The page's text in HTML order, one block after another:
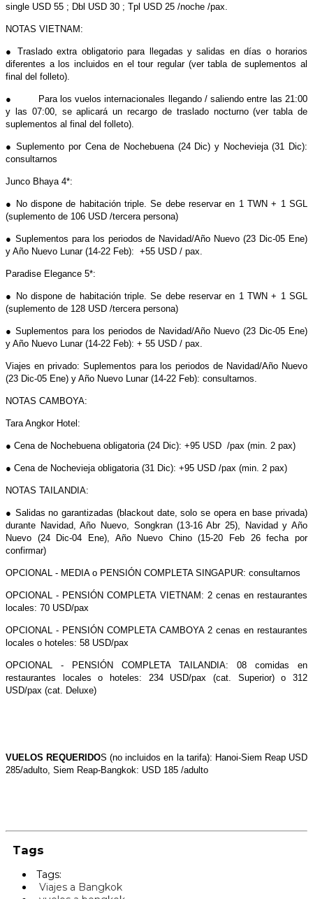
single USD 55 ; Dbl USD 30 ; Tpl USD 25 /noche /pax.
NOTAS VIETNAM:
● Traslado extra obligatorio para llegadas y salidas en días o horarios
diferentes a los incluidos en el tour regular (ver tabla de suplementos al
final del folleto).
● Para los vuelos internacionales llegando / saliendo entre las 21:00
y las 07:00, se aplicará un recargo de traslado nocturno (ver tabla de
suplementos al final del folleto).
● Suplemento por Cena de Nochebuena (24 Dic) y Nochevieja (31 Dic):
consultarnos
Junco Bhaya 4*:
● No dispone de habitación triple. Se debe reservar en 1 TWN + 1 SGL
(suplemento de 106 USD /tercera persona)
● Suplementos para los periodos de Navidad/Año Nuevo (23 Dic-05 Ene)
y Año Nuevo Lunar (14-22 Feb): +55 USD / pax.
Paradise Elegance 5*:
● No dispone de habitación triple. Se debe reservar en 1 TWN + 1 SGL
(suplemento de 128 USD /tercera persona)
● Suplementos para los periodos de Navidad/Año Nuevo (23 Dic-05 Ene)
y Año Nuevo Lunar (14-22 Feb): + 55 USD / pax.
Viajes en privado: Suplementos para los periodos de Navidad/Año Nuevo
(23 Dic-05 Ene) y Año Nuevo Lunar (14-22 Feb): consultarnos.
NOTAS CAMBOYA:
Tara Angkor Hotel:
● Cena de Nochebuena obligatoria (24 Dic): +95 USD /pax (min. 2 pax)
● Cena de Nochevieja obligatoria (31 Dic): +95 USD /pax (min. 2 pax)
NOTAS TAILANDIA:
● Salidas no garantizadas (blackout date, solo se opera en base privada)
durante Navidad, Año Nuevo, Songkran (13-16 Abr 25), Navidad y Año
Nuevo (24 Dic-04 Ene), Año Nuevo Chino (15-20 Feb 26 fecha por
confirmar)
OPCIONAL - MEDIA o PENSIÓN COMPLETA SINGAPUR: consultarnos
OPCIONAL - PENSIÓN COMPLETA VIETNAM: 2 cenas en restaurantes
locales: 70 USD/pax
OPCIONAL - PENSIÓN COMPLETA CAMBOYA 2 cenas en restaurantes
locales o hoteles: 58 USD/pax
OPCIONAL - PENSIÓN COMPLETA TAILANDIA: 08 comidas en
restaurantes locales o hoteles: 234 USD/pax (cat. Superior) o 312
USD/pax (cat. Deluxe)
VUELOS REQUERIDOS (no incluidos en la tarifa): Hanoi-Siem Reap USD
285/adulto, Siem Reap-Bangkok: USD 185 /adulto
Tags
Tags:
Viajes a Bangkok